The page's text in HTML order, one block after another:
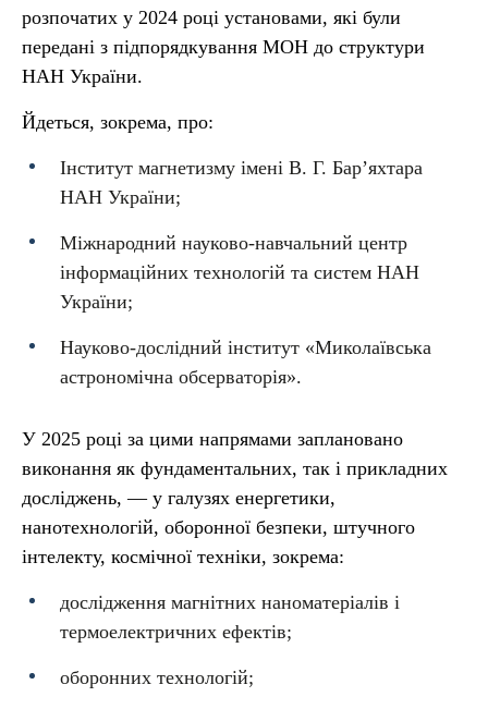
розпочатих у 2024 році установами, які були
передані з підпорядкування МОН до структури
НАН України.
Йдеться, зокрема, про:
Інститут магнетизму імені В. Г. Бар’яхтара
НАН України;
Міжнародний науково-навчальний центр
інформаційних технологій та систем НАН
України;
Науково-дослідний інститут «Миколаївська
астрономічна обсерваторія».
У 2025 році за цими напрямами заплановано
виконання як фундаментальних, так і прикладних
досліджень, — у галузях енергетики,
нанотехнологій, оборонної безпеки, штучного
інтелекту, космічної техніки, зокрема:
дослідження магнітних наноматеріалів і
термоелектричних ефектів;
оборонних технологій;